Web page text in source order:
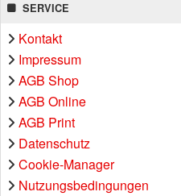
SERVICE
Kontakt
Impressum
AGB Shop
AGB Online
AGB Print
Datenschutz
Cookie-Manager
Nutzungsbedingungen